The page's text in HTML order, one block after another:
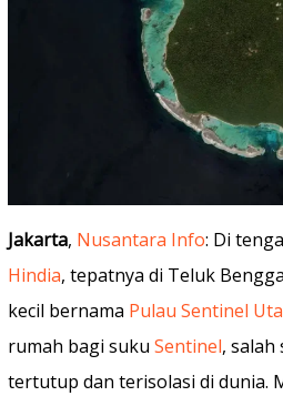
Jakarta, Nusantara Info: Di
Hindia, tepatnya di Teluk
kecil bernama Pulau Sentinel
rumah bagi suku Sentinel,
tertutup dan terisolasi di dunia.